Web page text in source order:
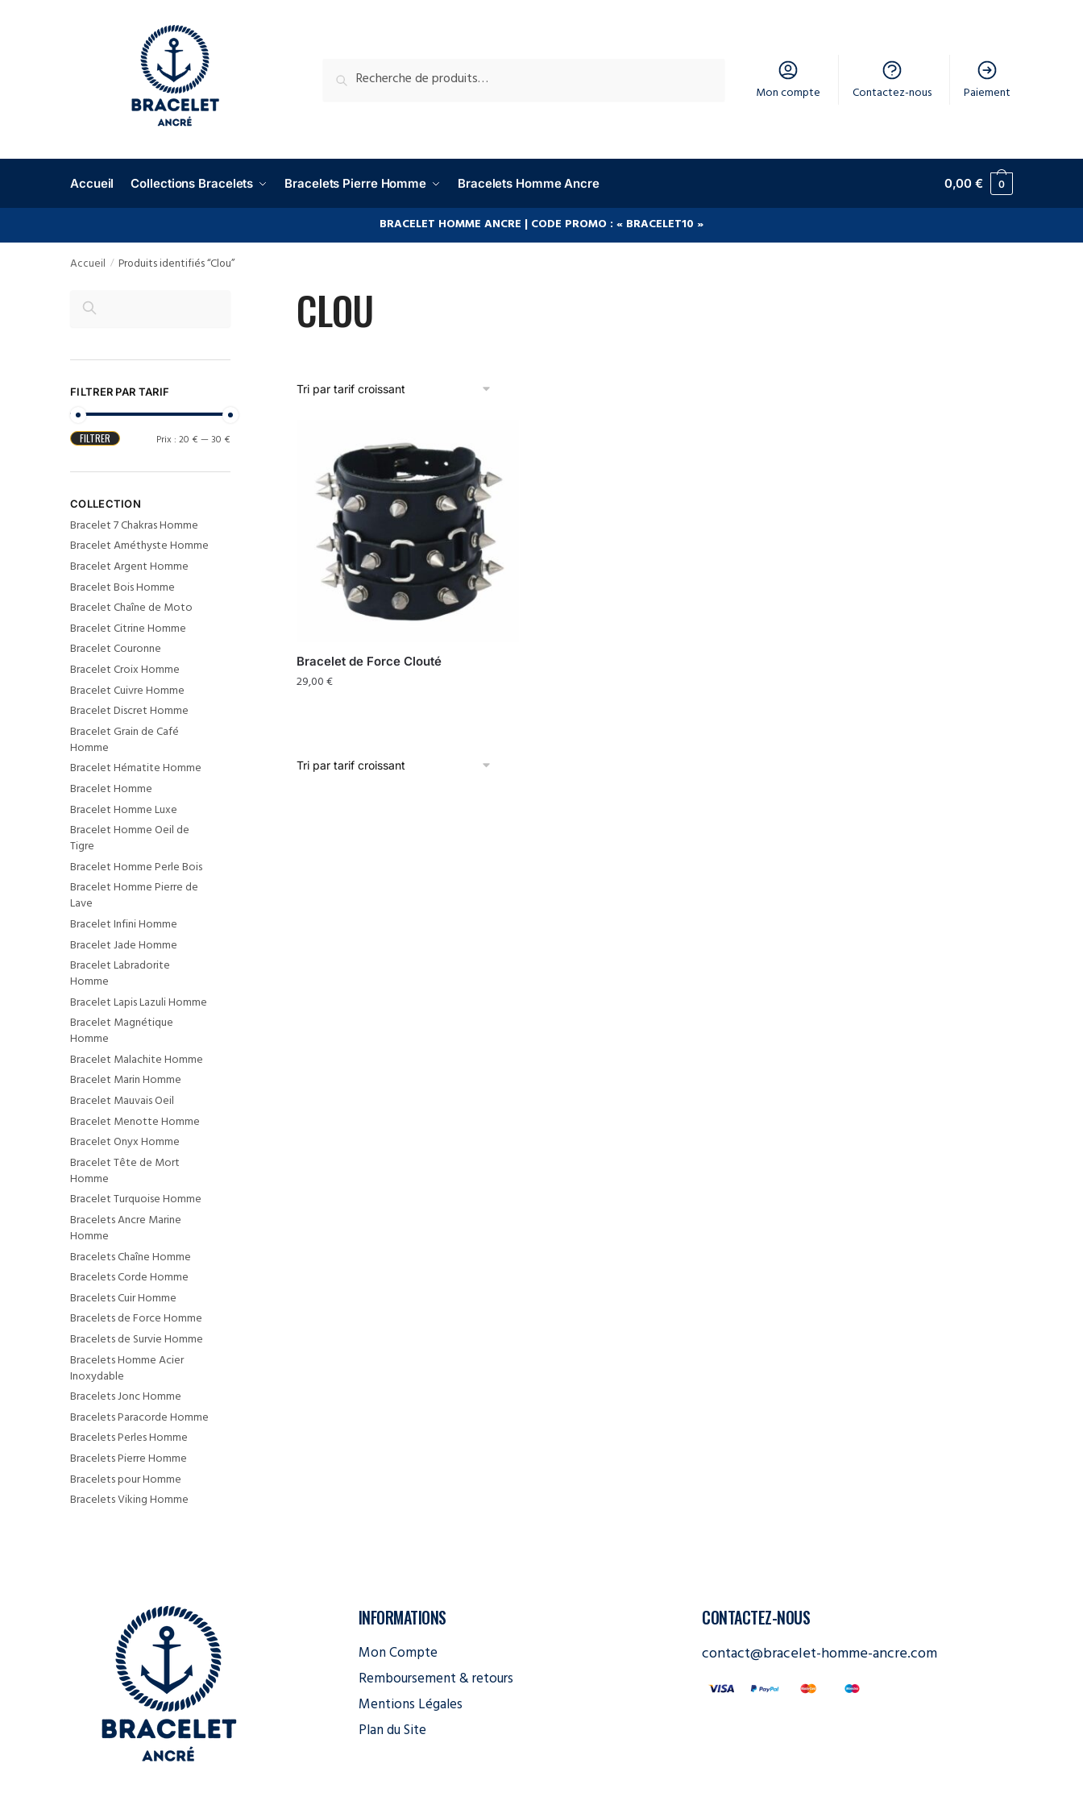
Mon compte Contactez-nous Paiement
Accueil Collections Bracelets Bracelets Pierre Homme Bracelets Homme Ancre 0,00€ 0
BRACELET HOMME ANCRE | CODE PROMO : « BRACELET10 »
Accueil / Produits identifiés “Clou”
CLOU
Bracelet de Force Clouté
29,00€
FILTRER PAR TARIF
FILTRER Prix :20 €—30 €
COLLECTION
Bracelet 7 Chakras Homme
Bracelet Améthyste Homme
Bracelet Argent Homme
Bracelet Bois Homme
Bracelet Chaîne de Moto
Bracelet Citrine Homme
Bracelet Couronne
Bracelet Croix Homme
Bracelet Cuivre Homme
Bracelet Discret Homme
Bracelet Grain de Café
Homme
Bracelet Hématite Homme
Bracelet Homme
Bracelet Homme Luxe
Bracelet Homme Oeil de
Tigre
Bracelet Homme Perle Bois
Bracelet Homme Pierre de
Lave
Bracelet Infini Homme
Bracelet Jade Homme
Bracelet Labradorite
Homme
Bracelet Lapis Lazuli Homme
Bracelet Magnétique
Homme
Bracelet Malachite Homme
Bracelet Marin Homme
Bracelet Mauvais Oeil
Bracelet Menotte Homme
Bracelet Onyx Homme
Bracelet Tête de Mort
Homme
Bracelet Turquoise Homme
Bracelets Ancre Marine
Homme
Bracelets Chaîne Homme
Bracelets Corde Homme
Bracelets Cuir Homme
Bracelets de Force Homme
Bracelets de Survie Homme
Bracelets Homme Acier
Inoxydable
Bracelets Jonc Homme
Bracelets Paracorde Homme
Bracelets Perles Homme
Bracelets Pierre Homme
Bracelets pour Homme
Bracelets Viking Homme
INFORMATIONS
Mon Compte
Remboursement & retours
Mentions Légales
Plan du Site
CONTACTEZ-NOUS
contact@bracelet-homme-ancre.com